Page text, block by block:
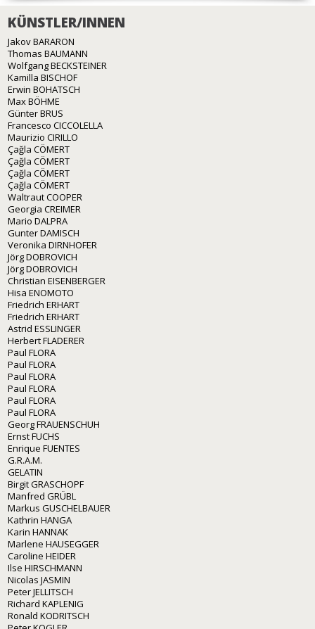
KÜNSTLER/INNEN
Jakov BARARON
Thomas BAUMANN
Wolfgang BECKSTEINER
Kamilla BISCHOF
Erwin BOHATSCH
Max BÖHME
Günter BRUS
Francesco CICCOLELLA
Maurizio CIRILLO
Çağla CÖMERT
Çağla CÖMERT
Çağla CÖMERT
Çağla CÖMERT
Waltraut COOPER
Georgia CREIMER
Mario DALPRA
Gunter DAMISCH
Veronika DIRNHOFER
Jörg DOBROVICH
Jörg DOBROVICH
Christian EISENBERGER
Hisa ENOMOTO
Friedrich ERHART
Friedrich ERHART
Astrid ESSLINGER
Herbert FLADERER
Paul FLORA
Paul FLORA
Paul FLORA
Paul FLORA
Paul FLORA
Paul FLORA
Georg FRAUENSCHUH
Ernst FUCHS
Enrique FUENTES
G.R.A.M.
GELATIN
Birgit GRASCHOPF
Manfred GRÜBL
Markus GUSCHELBAUER
Kathrin HANGA
Karin HANNAK
Marlene HAUSEGGER
Caroline HEIDER
Ilse HIRSCHMANN
Nicolas JASMIN
Peter JELLITSCH
Richard KAPLENIG
Ronald KODRITSCH